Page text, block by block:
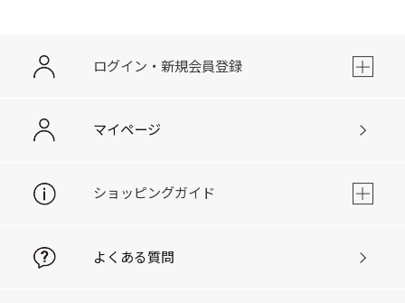
ログイン・新規会員登録
マイページ
ショッピングガイド
よくある質問